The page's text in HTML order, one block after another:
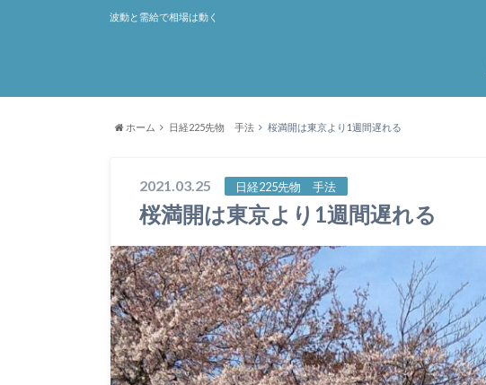
波動と需給で相場は動く
ホーム 日経225先物 手法 桜満開は東京より1週間遅れる
2021.03.25 日経225先物 手法
桜満開は東京より1週間遅れる